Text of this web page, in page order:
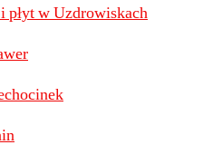
płyt w Uzdrowiskach